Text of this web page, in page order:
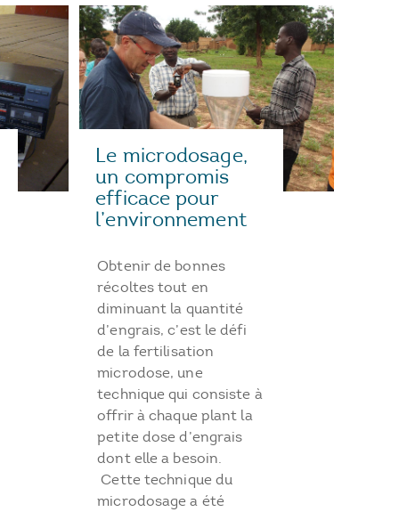
Le microdosage,
un compromis
efficace pour
l’environnement
Obtenir de bonnes
récoltes tout en
diminuant la quantité
d’engrais, c’est le défi
de la fertilisation
microdose, une
technique qui consiste à
offrir à chaque plant la
petite dose d’engrais
dont elle a besoin.
Cette technique du
microdosage a été